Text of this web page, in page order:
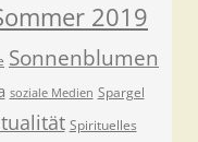
2019
Sonnenblumen
soziale Medien Spargel
Spirituelles